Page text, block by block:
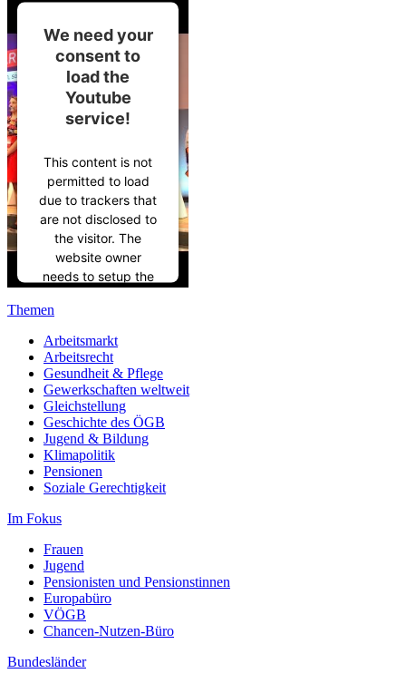
We need your
consent to
load the
Youtube
service!
This content is not
permitted to load
due to trackers that
are not disclosed to
the visitor. The
website owner
needs to setup the
to add this content
to the list of
technologies used.
Powered by
Usercentrics
Consent
Management
Platform
Themen
Arbeitsmarkt
Arbeitsrecht
Gesundheit & Pflege
Gewerkschaften weltweit
Gleichstellung
Geschichte des ÖGB
Jugend & Bildung
Klimapolitik
Pensionen
Soziale Gerechtigkeit
Im Fokus
Frauen
Jugend
Pensionisten und Pensionstinnen
Europabüro
VÖGB
Chancen-Nutzen-Büro
Bundesländer